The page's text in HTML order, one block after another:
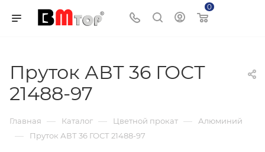
0
Пруток АВТ 36 ГОСТ
21488-97
Главная — Каталог — Цветной прокат — Алюминий
— Пруток АВТ 36 ГОСТ 21488-97